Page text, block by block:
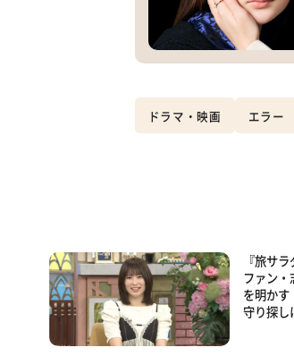
ドラマ・映画 エラー
『旅サ
ファン・
を明かす
守り探